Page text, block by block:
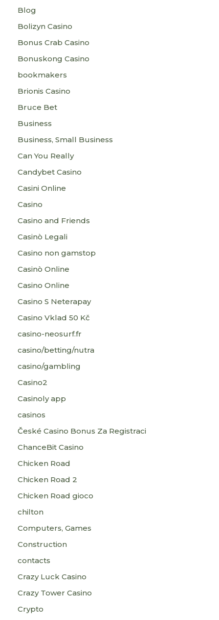
Blog
Bolizyn Casino
Bonus Crab Casino
Bonuskong Casino
bookmakers
Brionis Casino
Bruce Bet
Business
Business, Small Business
Can You Really
Candybet Casino
Casini Online
Casino
Casino and Friends
Casinò Legali
Casino non gamstop
Casinò Online
Casino Online
Casino S Neterapay
Casino Vklad 50 Kč
casino-neosurf.fr
casino/betting/nutra
casino/gambling
Casino2
Casinoly app
casinos
České Casino Bonus Za Registraci
ChanceBit Casino
Chicken Road
Chicken Road 2
Chicken Road gioco
chilton
Computers, Games
Construction
contacts
Crazy Luck Casino
Crazy Tower Сasino
Crypto